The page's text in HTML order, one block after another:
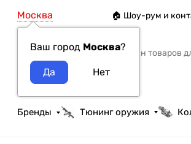
Москва
Ваш город Москва?
🏠 Шоу-рум и
Интернет-магазин товаров
тактики и охоты
Бренды Тюнинг оружия